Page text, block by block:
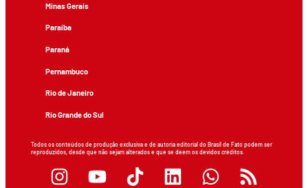
Minas Gerais
Paraíba
Paraná
Pernambuco
Rio de Janeiro
Rio Grande do Sul
Todos os conteúdos de produção exclusiva e de autoria editorial do Brasil de Fato podem ser
reproduzidos, desde que não sejam alterados e que se deem os devidos créditos.